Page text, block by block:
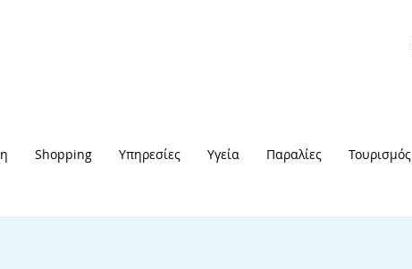
Shopping Υπηρεσίες Υγεία Παραλίες Τουρισμός